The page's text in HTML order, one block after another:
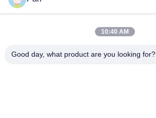
Τηλέφωνο
10:40 AM
Good day, what product are you looking for?